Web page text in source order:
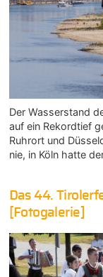
Der Wasserstand
auf ein Rekordtief
Ruhrort und
nie, in Köln hatte
Das 44.
[Fotogalerie]